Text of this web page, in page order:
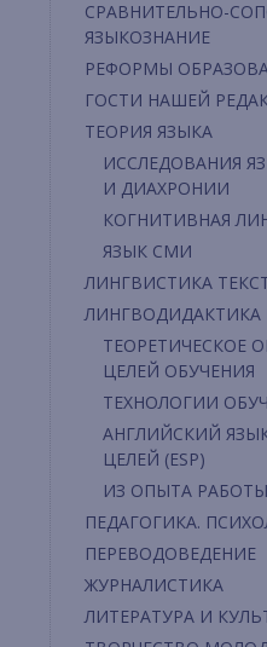
СРАВНИТЕЛЬНО-
ЯЗЫКОЗНАНИЕ
РЕФОРМЫ
ГОСТИ НАШЕЙ
ТЕОРИЯ ЯЗЫКА
ИССЛЕДОВАНИЯ
И ДИАХРОНИИ
КОГНИТИВНАЯ
ЯЗЫК СМИ
ЛИНГВИСТИКА
ТЕОРЕТИЧЕСКОЕ
ЦЕЛЕЙ ОБУЧЕНИЯ
ТЕХНОЛОГИИ
АНГЛИЙСКИЙ
ЦЕЛЕЙ (ESP)
ИЗ ОПЫТА
ПЕДАГОГИКА.
ПЕРЕВОДОВЕДЕНИЕ
ЖУРНАЛИСТИКА
ЛИТЕРАТУРА И